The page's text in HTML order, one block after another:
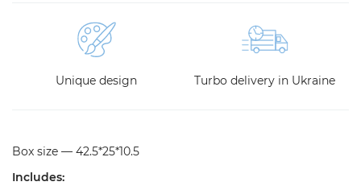
Unique design Turbo delivery in Ukraine
Box size — 42.5*25*10.5
Includes: